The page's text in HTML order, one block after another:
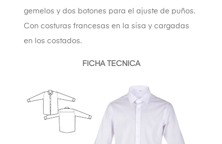
gemelos y dos botones para el ajuste de puños.
Con costuras francesas en la sisa y cargadas
en los costados.
FICHA TECNICA